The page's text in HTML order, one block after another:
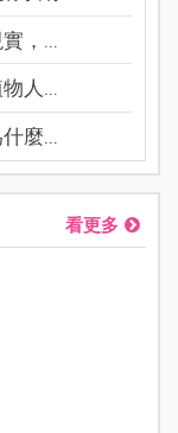
，...
人...
麼...
看更多